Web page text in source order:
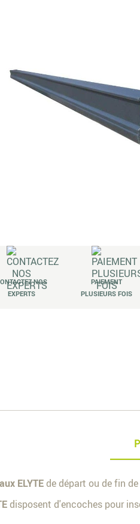
NOS
EXPERTS
PAIEMENT
PLUSIEURS FOIS
ELYTEde départ ou de fin
disposent d'encoches pour